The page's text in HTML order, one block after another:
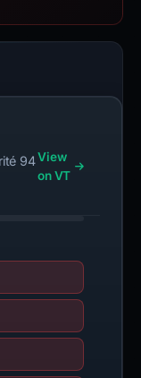
94View
on VT